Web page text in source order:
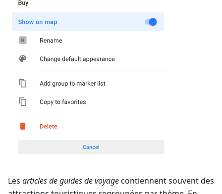
Les articles de guides de voyagecontiennent souvent des